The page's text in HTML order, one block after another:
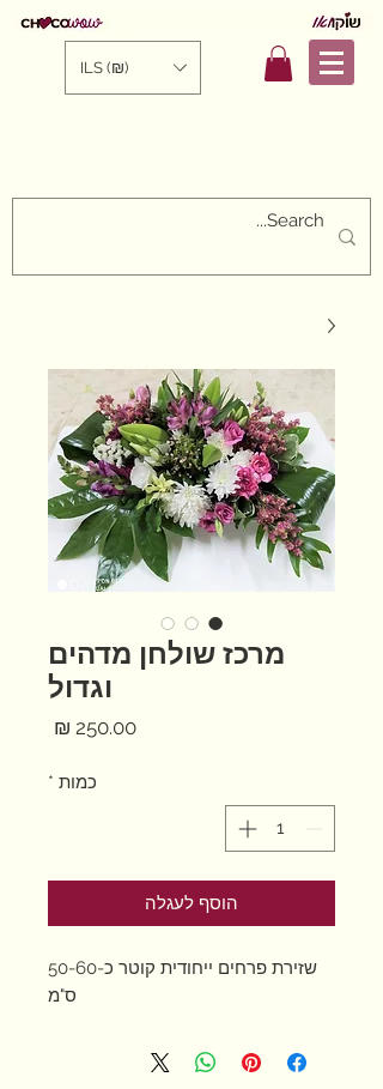
ILS (₪)
מרכז שולחן מדהים
וגדול
כמות *
הוסף לעגלה
שזירת פרחים ייחודית קוטר כ-50-60
ס"מ